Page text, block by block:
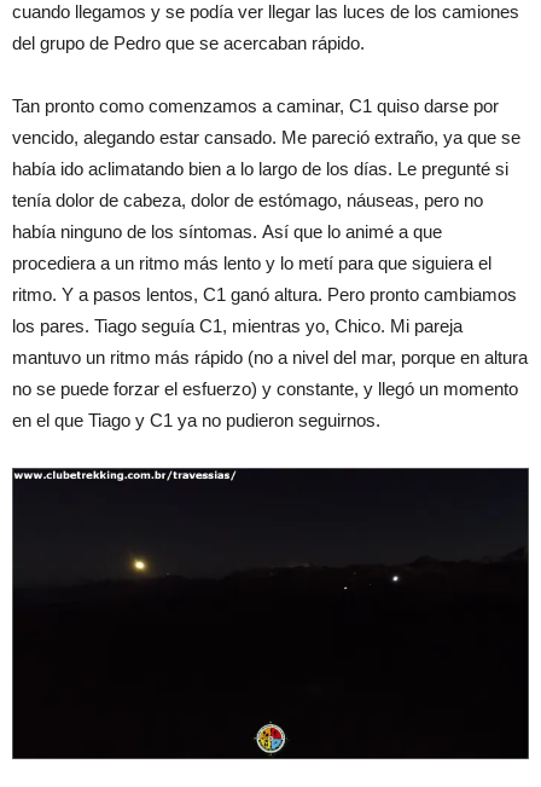
cuando llegamos y se podía ver llegar las luces de los camiones
del grupo de Pedro que se acercaban rápido.
Tan pronto como comenzamos a caminar, C1 quiso darse por
vencido, alegando estar cansado. Me pareció extraño, ya que se
había ido aclimatando bien a lo largo de los días. Le pregunté si
tenía dolor de cabeza, dolor de estómago, náuseas, pero no
había ninguno de los síntomas. Así que lo animé a que
procediera a un ritmo más lento y lo metí para que siguiera el
ritmo. Y a pasos lentos, C1 ganó altura. Pero pronto cambiamos
los pares. Tiago seguía C1, mientras yo, Chico. Mi pareja
mantuvo un ritmo más rápido (no a nivel del mar, porque en altura
no se puede forzar el esfuerzo) y constante, y llegó un momento
en el que Tiago y C1 ya no pudieron seguirnos.